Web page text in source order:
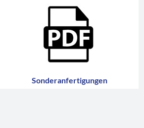
Sonderanfertigungen